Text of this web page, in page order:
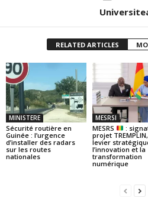
RELATED ARTICLES
MINISTERE
Sécurité routière en
Guinée : l’urgence
d’installer des radars
sur les routes
nationales
MESRSI
MESRS
:
projet
levier
l’innovation et la
transformation
numérique